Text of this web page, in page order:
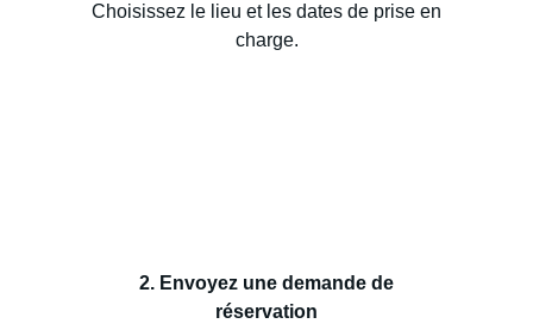
Choisissez le lieu et les dates de prise en
charge.
2. Envoyez une demande de
réservation